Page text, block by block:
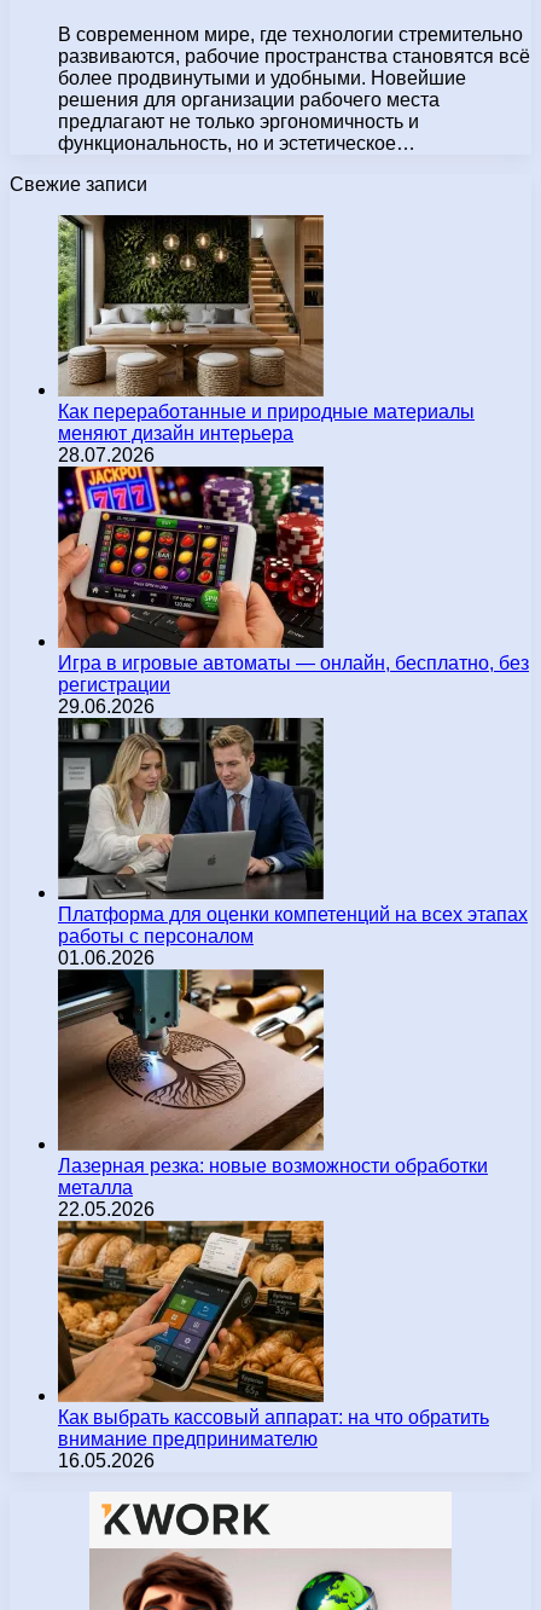
В современном мире, где технологии стремительно
развиваются, рабочие пространства становятся всё
более продвинутыми и удобными. Новейшие
решения для организации рабочего места
предлагают не только эргономичность и
функциональность, но и эстетическое…
Свежие записи
Как переработанные и природные материалы
меняют дизайн интерьера
28.07.2026
Игра в игровые автоматы — онлайн, бесплатно, без
регистрации
29.06.2026
Платформа для оценки компетенций на всех этапах
работы с персоналом
01.06.2026
Лазерная резка: новые возможности обработки
металла
22.05.2026
Как выбрать кассовый аппарат: на что обратить
внимание предпринимателю
16.05.2026